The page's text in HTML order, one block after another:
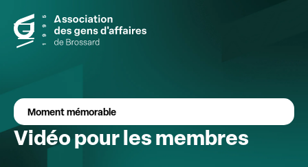
Moment mémorable
Vidéo pour les membres